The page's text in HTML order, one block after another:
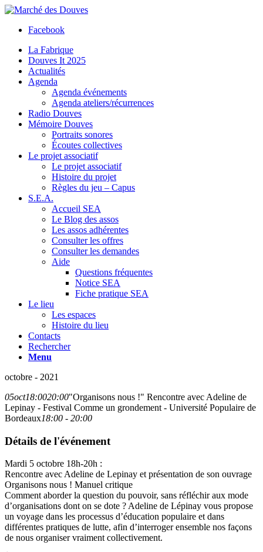
Facebook
La Fabrique
Douves It 2025
Actualités
Agenda
Agenda événements
Agenda ateliers/récurrences
Radio Douves
Mémoire Douves
Portraits sonores
Écoutes collectives
Le projet associatif
Le projet associatif
Histoire du projet
Règles du jeu – Capus
S.E.A.
Accueil SEA
Le Blog des assos
Les assos adhérentes
Consulter les offres
Consulter les demandes
Aide
Questions fréquentes
Notice SEA
Fiche pratique SEA
Le lieu
Les espaces
Histoire du lieu
Contacts
Rechercher
Menu
octobre - 2021
05oct18:0020:00"Organisons nous !" Rencontre avec Adeline de
Lepinay - Festival Comme un grondement - Université Populaire de
Bordeaux18:00 - 20:00
Détails de l'événement
Mardi 5 octobre 18h-20h :
Rencontre avec Adeline de Lepinay et présentation de son ouvrage
Organisons nous ! Manuel critique
Comment aborder la question du pouvoir, sans réfléchir aux mode
d’organisations dont on se dote ? Adeline de Lépinay vous propose
un voyage dans les processus d’éducation populaire et dans
différentes pratiques de lutte, afin d’interroger ensemble nos façons
de nous organiser vraiment collectivement.